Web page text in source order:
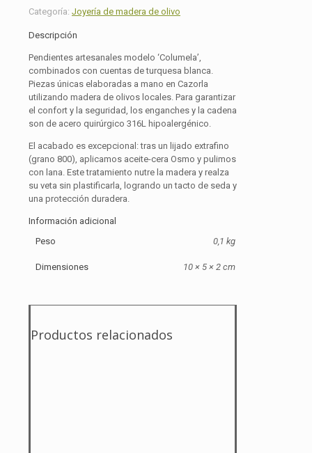
cantidad
Categoría: Joyería de madera de olivo
Descripción
Pendientes artesanales modelo ‘Columela’,
combinados con cuentas de turquesa blanca.
Piezas únicas elaboradas a mano en Cazorla
utilizando madera de olivos locales. Para garantizar
el confort y la seguridad, los enganches y la cadena
son de acero quirúrgico 316L hipoalergénico.
El acabado es excepcional: tras un lijado extrafino
(grano 800), aplicamos aceite-cera Osmo y pulimos
con lana. Este tratamiento nutre la madera y realza
su veta sin plastificarla, logrando un tacto de seda y
una protección duradera.
Información adicional
Peso
0,1 kg
Dimensiones 10 × 5 × 2 cm
Productos relacionados